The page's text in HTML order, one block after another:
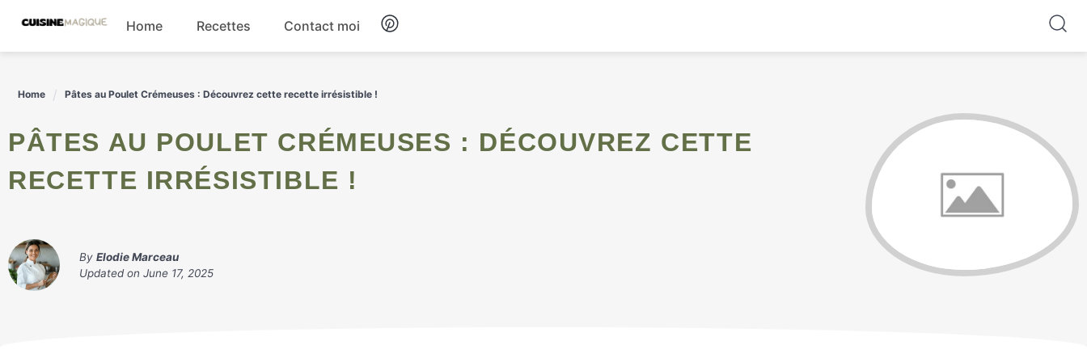
content
Home Recettes Contact moi
Home Pâtes au Poulet Crémeuses : Découvrez cette recette irrésistible !
PÂTES AU POULET CRÉMEUSES : DÉCOUVREZ CETTE
RECETTE IRRÉSISTIBLE !
By Elodie Marceau
Updated on June 17, 2025